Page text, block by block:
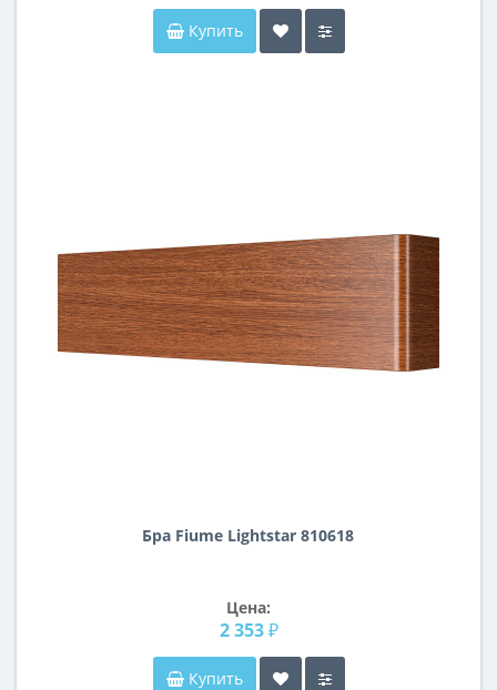
Купить
Бра Fiume Lightstar 810618
Цена:
2 353 ₽
Купить